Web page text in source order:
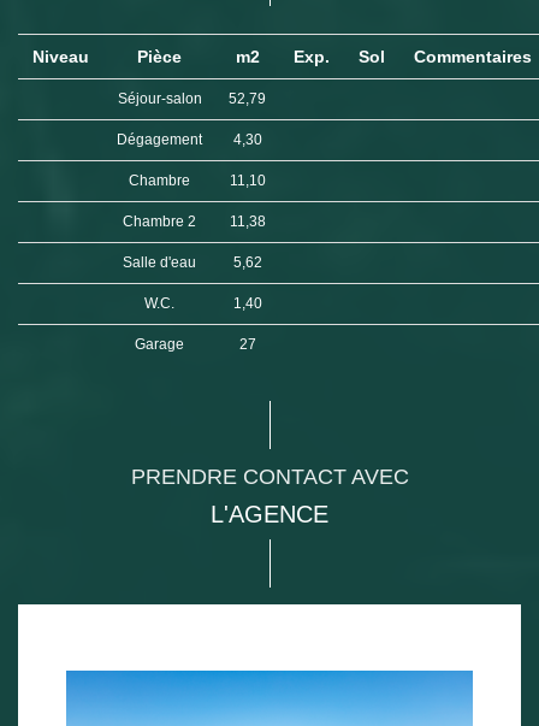
Niveau Pièce m2 Exp. Sol Commentaires
Séjour-salon 52,79
Dégagement 4,30
Chambre 11,10
Chambre 2 11,38
Salle d'eau 5,62
W.C. 1,40
Garage 27
PRENDRE CONTACT AVEC
L'AGENCE